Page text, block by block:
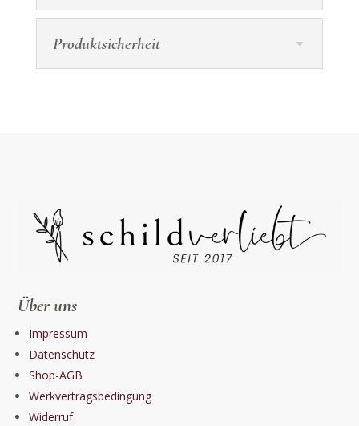
Produktsicherheit
Über uns
Impressum
Datenschutz
Shop-AGB
Werkvertragsbedingung
Widerruf